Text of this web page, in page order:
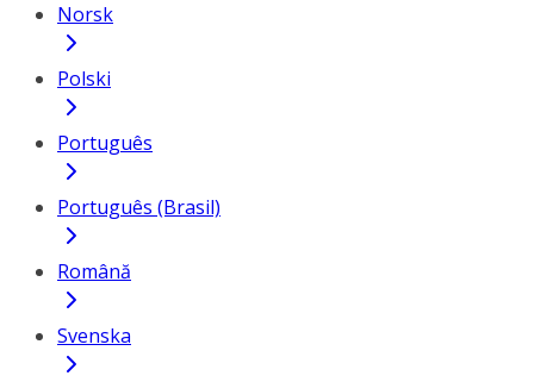
Norsk
Polski
Português
Português (Brasil)
Română
Svenska